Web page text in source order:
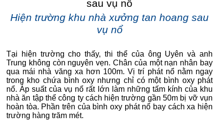
Hiện trường khu nhà xưởng tan hoang sau
vụ nổ
Tại hiện trường cho thấy, thi thể của ông Uyên và anh
Trung không còn nguyên vẹn. Chân của một nạn nhân bay
qua mái nhà văng xa hơn 100m. Vị trí phát nổ nằm ngay
trong kho chứa bình oxy nhưng chỉ có một bình oxy phát
nổ. Áp suất của vụ nổ rất lớn làm những tấm kính của khu
nhà ăn tập thể công ty cách hiện trường gần 50m bị vỡ vụn
hoàn tòa. Phần trên của bình oxy phát nổ bay cách xa hiện
trường hàng trăm mét.